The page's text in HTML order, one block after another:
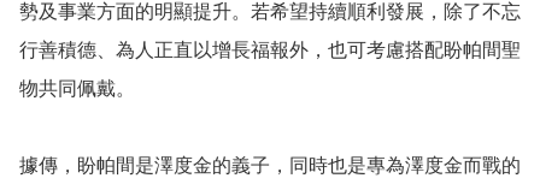
勢及事業方面的明顯提升。若希望持續順利發展，除了不忘
行善積德、為人正直以增長福報外，也可考慮搭配盼帕間聖
物共同佩戴。
據傳，盼帕間是澤度金的義子，同時也是專為澤度金而戰的